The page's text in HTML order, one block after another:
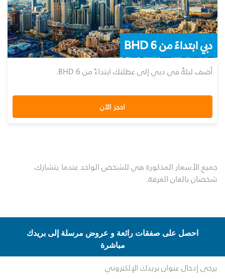
دبي ابتداءً من 6 BHD
أضف ليلةً في دبي إلى عطلتك ابتداءً من 6 BHD.
احجز الآن
جميع الأسعار المذكورة هي للشخص الواحد عندما يتشارك
شخصان بالغان الغرفة.
احصل على صفقات رائعة و عروض مرسلة إلى بريدك
مباشرة